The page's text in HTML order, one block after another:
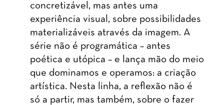
concretizável, mas antes uma
experiência visual, sobre possibilidades
materializáveis através da imagem. A
série não é programática – antes
poética e utópica – e lança mão do meio
que dominamos e operamos: a criação
artística. Nesta linha, a reflexão não é
só a partir, mas também, sobre o fazer